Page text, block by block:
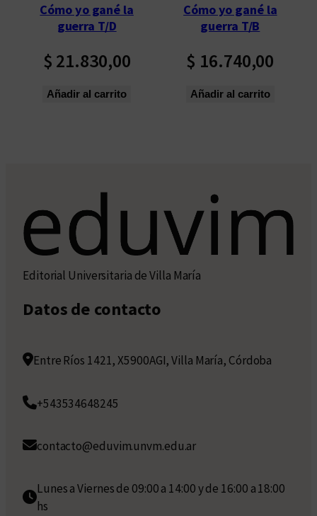
ú
l
i
m
Cómo yo gané la
guerra T/D
$ 21.830,00
Añadir al carrito
Cómo yo gané la
guerra T/B
$ 16.740,00
Añadir al carrito
Editorial Universitaria de Villa María
Datos de contacto
Entre Ríos 1421, X5900AGI, Villa María, Córdoba
+543534648245
contacto@eduvim.unvm.edu.ar
Lunes a Viernes de 09:00 a 14:00 y de 16:00 a 18:00
hs